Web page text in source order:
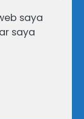
saya
saya